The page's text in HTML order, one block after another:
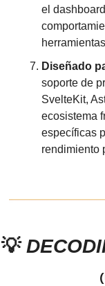
el
Diseñado
soporte de
SvelteKit,
ecosistema
específicas
rendimiento
💡